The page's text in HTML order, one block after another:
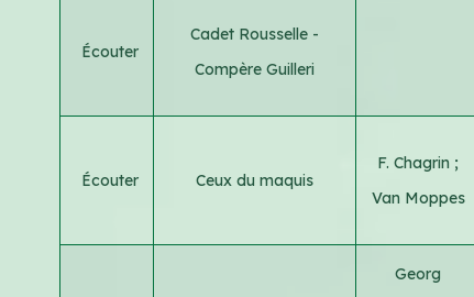
Écouter
Cadet Rousselle -
Compère Guilleri
Écouter Ceux du maquis
F. Chagrin ;
Van Moppes
Georg